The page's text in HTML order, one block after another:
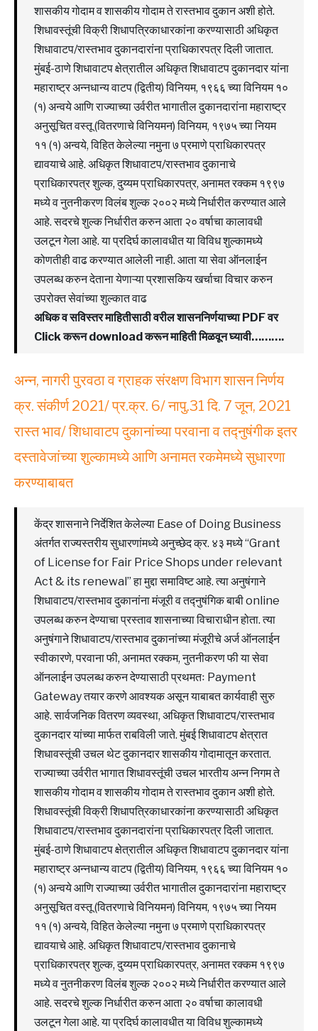
शासकीय गोदाम व शासकीय गोदाम ते रास्तभाव दुकान अशी होते.
शिधावस्तूंची विक्री शिधापत्रिकाधारकांना करण्यासाठी अधिकृत
शिधावाटप/रास्तभाव दुकानदारांना प्राधिकारपत्र दिली जातात.
मुंबई-ठाणे शिधावाटप क्षेत्रातील अधिकृत शिधावाटप दुकानदार यांना
महाराष्ट्र अन्नधान्य वाटप (द्वितीय) विनियम, १९६६ च्या विनियम १०
(१) अन्वये आणि राज्याच्या उर्वरीत भागातील दुकानदारांना महाराष्ट्र
अनुसूचित वस्तू (वितरणाचे विनियमन) विनियम, १९७५ च्या नियम
११ (१) अन्वये, विहित केलेल्या नमुना ७ प्रमाणे प्राधिकारपत्र
द्यावयाचे आहे. अधिकृत शिधावाटप/रास्तभाव दुकानाचे
प्राधिकारपत्र शुल्क, दुय्यम प्राधिकारपत्र, अनामत रक्कम १९९७
मध्ये व नुतनीकरण विलंब शुल्क २००२ मध्ये निर्धारीत करण्यात आले
आहे. सदरचे शुल्क निर्धारीत करुन आता २० वर्षाचा कालावधी
उलटून गेला आहे. या प्रदिर्घ कालावधीत या विविध शुल्कामध्ये
कोणतीही वाढ करण्यात आलेली नाही. आता या सेवा ऑनलाईन
उपलब्ध करुन देताना येणाऱ्या प्रशासकिय खर्चाचा विचार करुन
उपरोक्त सेवांच्या शुल्कात वाढ
अधिक व सविस्तर माहितीसाठी वरील शासननिर्णयाच्या PDF वर
Click करून download करून माहिती मिळवून घ्यावी……….
अन्न, नागरी पुरवठा व ग्राहक संरक्षण विभाग शासन निर्णय
क्र. संकीर्ण 2021/ प्र.क्र. 6/ नापु.31 दि. 7 जून, 2021
रास्त भाव/ शिधावाटप दुकानांच्या परवाना व तद्नुषंगीक इतर
दस्तावेजांच्या शुल्कामध्ये आणि अनामत रकमेमध्ये सुधारणा
करण्याबाबत
केंद्र शासनाने निर्देशित केलेल्या Ease of Doing Business
अंतर्गत राज्यस्तरीय सुधारणांमध्ये अनुच्छेद क्र. ४३ मध्ये “Grant
of License for Fair Price Shops under relevant
Act & its renewal” हा मुद्दा समाविष्ट आहे. त्या अनुषंगाने
शिधावाटप/रास्तभाव दुकानांना मंजूरी व तद्नुषंगिक बाबी online
उपलब्ध करुन देण्याचा प्रस्ताव शासनाच्या विचाराधीन होता. त्या
अनुषंगाने शिधावाटप/रास्तभाव दुकानांच्या मंजूरीचे अर्ज ऑनलाईन
स्वीकारणे, परवाना फी, अनामत रक्कम, नुतनीकरण फी या सेवा
ऑनलाईन उपलब्ध करुन देण्यासाठी प्रथमतः Payment
Gateway तयार करणे आवश्यक असून याबाबत कार्यवाही सुरु
आहे. सार्वजनिक वितरण व्यवस्था, अधिकृत शिधावाटप/रास्तभाव
दुकानदार यांच्या मार्फत राबविली जाते. मुंबई शिधावाटप क्षेत्रात
शिधावस्तूंची उचल थेट दुकानदार शासकीय गोदामातून करतात.
राज्याच्या उर्वरीत भागात शिधावस्तूंची उचल भारतीय अन्न निगम ते
शासकीय गोदाम व शासकीय गोदाम ते रास्तभाव दुकान अशी होते.
शिधावस्तूंची विक्री शिधापत्रिकाधारकांना करण्यासाठी अधिकृत
शिधावाटप/रास्तभाव दुकानदारांना प्राधिकारपत्र दिली जातात.
मुंबई-ठाणे शिधावाटप क्षेत्रातील अधिकृत शिधावाटप दुकानदार यांना
महाराष्ट्र अन्नधान्य वाटप (द्वितीय) विनियम, १९६६ च्या विनियम १०
(१) अन्वये आणि राज्याच्या उर्वरीत भागातील दुकानदारांना महाराष्ट्र
अनुसूचित वस्तू (वितरणाचे विनियमन) विनियम, १९७५ च्या नियम
११ (१) अन्वये, विहित केलेल्या नमुना ७ प्रमाणे प्राधिकारपत्र
द्यावयाचे आहे. अधिकृत शिधावाटप/रास्तभाव दुकानाचे
प्राधिकारपत्र शुल्क, दुय्यम प्राधिकारपत्र, अनामत रक्कम १९९७
मध्ये व नुतनीकरण विलंब शुल्क २००२ मध्ये निर्धारीत करण्यात आले
आहे. सदरचे शुल्क निर्धारीत करुन आता २० वर्षाचा कालावधी
उलटून गेला आहे. या प्रदिर्घ कालावधीत या विविध शुल्कामध्ये